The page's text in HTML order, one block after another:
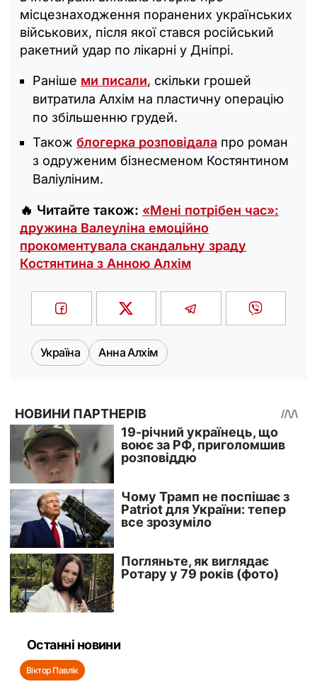
місцезнаходження поранених українських
військових, після якої стався російський
ракетний удар по лікарні у Дніпрі.
Раніше ми писали, скільки грошей
витратила Алхім на пластичну операцію
по збільшенню грудей.
Також блогерка розповідала про роман
з одруженим бізнесменом Костянтином
Валіуліним.
🔥 Читайте також: «Мені потрібен час»:
дружина Валеуліна емоційно
прокоментувала скандальну зраду
Костянтина з Анною Алхім
Україна Анна Алхім
Останні новини
Віктор Павлік